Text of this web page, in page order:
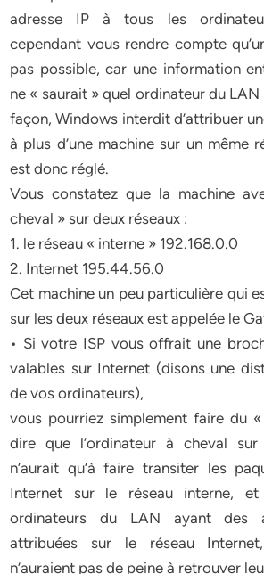
adresse IP à tous les
cependant vous rendre compte
pas possible, car une information
ne « saurait » quel ordinateur du
façon, Windows interdit d’attribuer
à plus d’une machine sur un même
est donc réglé.
Vous constatez que la machine
cheval » sur deux réseaux :
1. le réseau « interne » 192.168.0.0
2. Internet 195.44.56.0
Cet machine un peu particulière qui
sur les deux réseaux est appelée le
• Si votre ISP vous offrait une
valables sur Internet (disons une
de vos ordinateurs),
vous pourriez simplement faire du
dire que l’ordinateur à cheval
n’aurait qu’à faire transiter les
Internet sur le réseau interne, et
ordinateurs du LAN ayant des
attribuées sur le réseau
n’auraient pas de peine à retrouver